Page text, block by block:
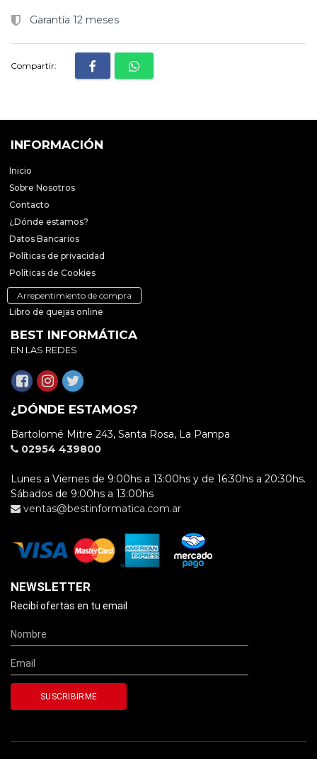
Garantía 12 meses
Compartir:
INFORMACIÓN
Inicio
Sobre Nosotros
Contacto
¿Dónde estamos?
Datos Bancarios
Políticas de privacidad
Políticas de Cookies
Arrepentimiento de compra
Libro de quejas online
BEST INFORMÁTICA
EN LAS REDES
¿DÓNDE ESTAMOS?
Bartolomé Mitre 243, Santa Rosa, La Pampa
02954 439800
Lunes a Viernes de 9:00hs a 13:00hs y de 16:30hs a 20:30hs.
Sábados de 9:00hs a 13:00hs
ventas@bestinformatica.com.ar
NEWSLETTER
Recibí ofertas en tu email